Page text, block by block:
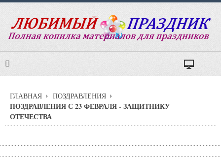
ГЛАВНАЯ ПОЗДРАВЛЕНИЯ
ПОЗДРАВЛЕНИЯ С 23 ФЕВРАЛЯ - ЗАЩИТНИКУ
ОТЕЧЕСТВА